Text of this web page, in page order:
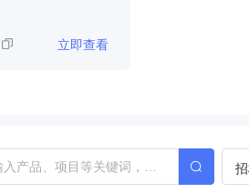
立即查看